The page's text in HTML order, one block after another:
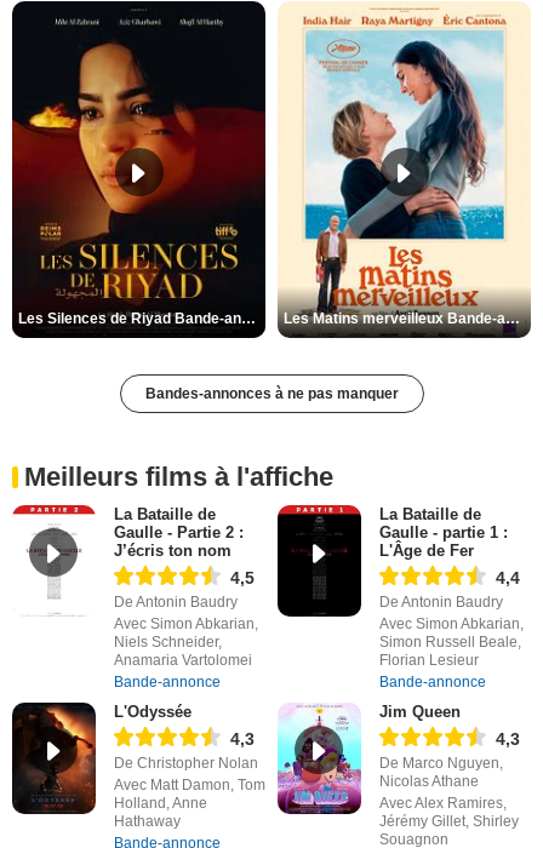
Les Silences de Riyad Bande-annonce VO STFR Les Matins merveilleux Bande-annonce VF
Bandes-annonces à ne pas manquer
Meilleurs films à l'affiche
La Bataille de
Gaulle - Partie 2 :
J’écris ton nom
4,5
De Antonin Baudry
Avec Simon Abkarian,
Niels Schneider,
Anamaria Vartolomei
Bande-annonce
La Bataille de
Gaulle - partie 1 :
L'Âge de Fer
4,4
De Antonin Baudry
Avec Simon Abkarian,
Simon Russell Beale,
Florian Lesieur
Bande-annonce
L'Odyssée
4,3
De Christopher Nolan
Avec Matt Damon, Tom
Holland, Anne
Hathaway
Bande-annonce
Jim Queen
4,3
De Marco Nguyen,
Nicolas Athane
Avec Alex Ramires,
Jérémy Gillet, Shirley
Souagnon